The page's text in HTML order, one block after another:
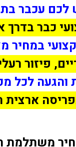
עכבר
כבר בדרך
במחיר
פיזור
והגעה לכל
ארצית
משתלמת